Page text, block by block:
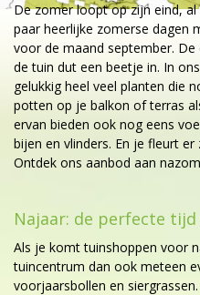
De zomer loopt op zijn eind,
paar heerlijke zomerse dagen
voor de maand september.
de tuin dut een beetje in. In
gelukkig heel veel planten die
potten op je balkon of terras
ervan bieden ook nog eens
bijen en vlinders. En je fleurt
Ontdek ons aanbod aan
Najaar: de perfecte
Als je komt tuinshoppen voor
tuincentrum dan ook meteen
voorjaarsbollen en